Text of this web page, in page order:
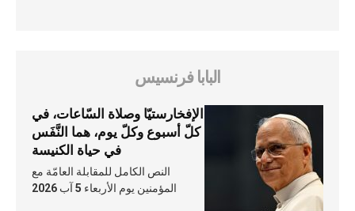
البابا فرنسيس
الإفخارستيّا وصلاة السّاعات، في
كلّ أسبوع وكلّ يوم، هما النَّفَس
في حياة الكنيسة
النص الكامل للمقابلة العامّة مع
المؤمنين يوم الأربعاء 5 آب 2026